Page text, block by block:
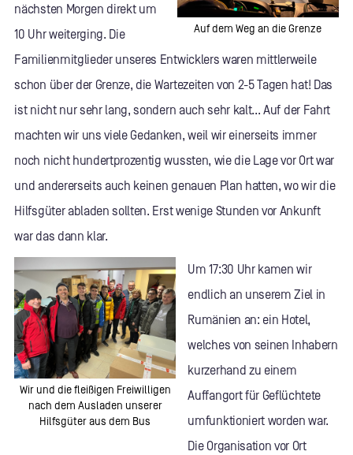
Auf dem Weg an die Grenze
nächsten Morgen direkt um
10 Uhr weiterging. Die
Familienmitglieder unseres Entwicklers waren mittlerweile
schon über der Grenze, die Wartezeiten von 2-5 Tagen hat! Das
ist nicht nur sehr lang, sondern auch sehr kalt... Auf der Fahrt
machten wir uns viele Gedanken, weil wir einerseits immer
noch nicht hundertprozentig wussten, wie die Lage vor Ort war
und andererseits auch keinen genauen Plan hatten, wo wir die
Hilfsgüter abladen sollten. Erst wenige Stunden vor Ankunft
war das dann klar.
Wir und die fleißigen Freiwilligen
nach dem Ausladen unserer
Hilfsgüter aus dem Bus
Um 17:30 Uhr kamen wir
endlich an unserem Ziel in
Rumänien an: ein Hotel,
welches von seinen Inhabern
kurzerhand zu einem
Auffangort für Geflüchtete
umfunktioniert worden war.
Die Organisation vor Ort